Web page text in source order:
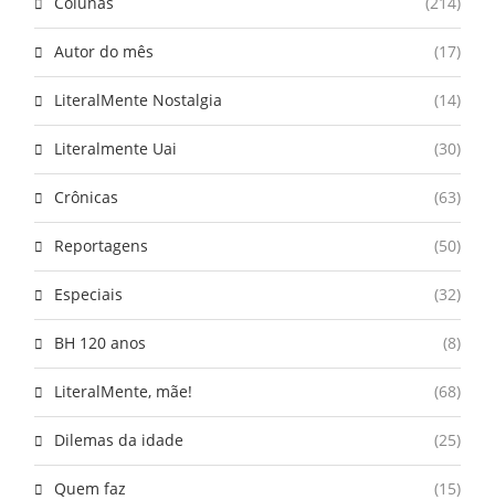
Autor do mês (17)
LiteralMente Nostalgia (14)
Literalmente Uai (30)
Crônicas (63)
Reportagens (50)
Especiais (32)
BH 120 anos (8)
LiteralMente, mãe! (68)
Dilemas da idade (25)
Quem faz (15)